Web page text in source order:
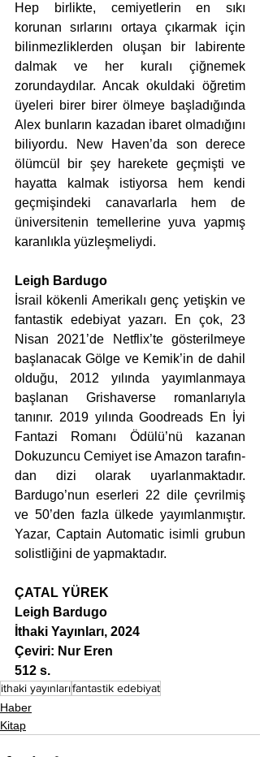
Hep birlikte, cemi­yetlerin en sıkı
korunan sırlarını ortaya çıkarmak için
bilinmezlikler­den oluşan bir labirente
dalmak ve her kuralı çiğnemek
zorundaydı­lar. Ancak okuldaki öğretim
üyeleri birer birer ölmeye başladığında
Alex bunların kazadan ibaret olmadığını
biliyordu. New Haven’da son derece
ölümcül bir şey harekete geçmişti ve
hayatta kalmak is­tiyorsa hem kendi
geçmişindeki canavarlarla hem de
üniversitenin temellerine yuva yapmış
karanlıkla yüzleşmeliydi.
Leigh Bardugo
İsrail kökenli Amerikalı genç yetişkin ve
fantastik edebiyat yazarı. En çok, 23
Nisan 2021’de Netflix’te gösterilmeye
başlanacak Gölge ve Kemik’in de dahil
olduğu, 2012 yılında yayımlanmaya
başlanan Grishaverse romanlarıyla
tanınır. 2019 yılında Goodreads En İyi
Fantazi Romanı Ödülü’nü kazanan
Dokuzuncu Cemiyet ise Amazon tarafın-
dan dizi olarak uyarlanmaktadır.
Bardugo’nun eserleri 22 dile çevrilmiş
ve 50’den fazla ülkede yayımlanmıştır.
Yazar, Captain Automatic isimli grubun
solistliğini de yapmaktadır.
ÇATAL YÜREK
Leigh Bardugo
İthaki Yayınları, 2024
Çeviri: Nur Eren
512 s.
ithaki yayınlarıfantastik edebiyat
Haber
Kitap